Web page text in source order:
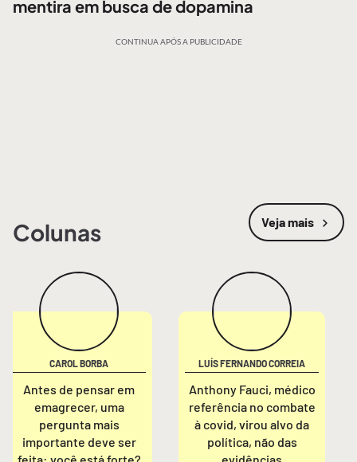
mentira em busca de dopamina
CONTINUA APÓS A PUBLICIDADE
Colunas Veja mais
CAROL BORBA
Antes de pensar em
emagrecer, uma
pergunta mais
importante deve ser
LUÍS FERNANDO CORREIA
Anthony Fauci, médico
referência no combate
à covid, virou alvo da
política, não das